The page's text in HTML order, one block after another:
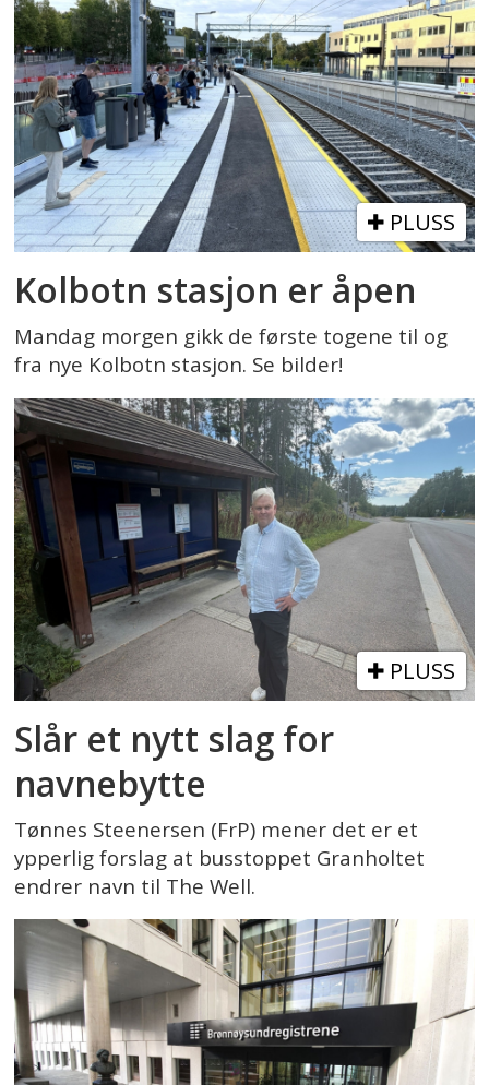
PLUSS
Kolbotn stasjon er åpen
Mandag morgen gikk de første togene til og
fra nye Kolbotn stasjon. Se bilder!
PLUSS
Slår et nytt slag for
navnebytte
Tønnes Steenersen (FrP) mener det er et
ypperlig forslag at busstoppet Granholtet
endrer navn til The Well.